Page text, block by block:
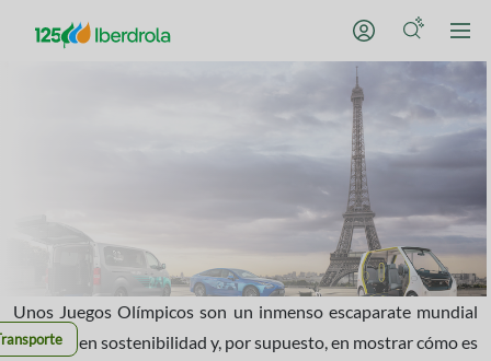
Unos Juegos Olímpicos son un inmenso escaparate mundial
también en sostenibilidad y, por supuesto, en mostrar cómo es